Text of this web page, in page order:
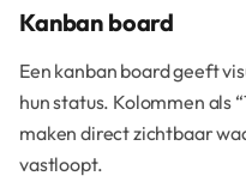
Kanban board
Een kanban board geeft
hun status. Kolommen als
maken direct zichtbaar
vastloopt.